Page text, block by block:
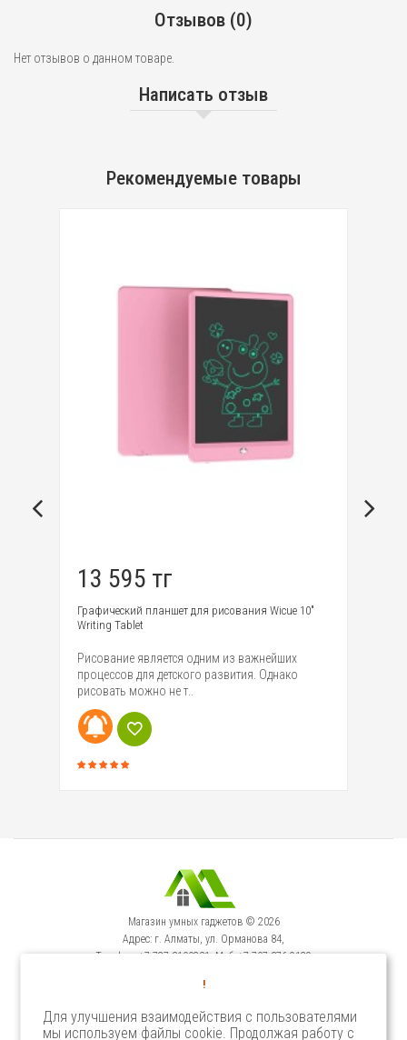
Отзывов (0)
Нет отзывов о данном товаре.
Написать отзыв
Рекомендуемые товары
13 595 тг
Графический планшет для рисования Wicue 10"
Writing Tablet
Рисование является одним из важнейших
процессов для детского развития. Однако
рисовать можно не т..
Магазин умных гаджетов © 2026
Адрес: г. Алматы, ул. Орманова 84,
Телефон: +7-727-3100231, Моб: +7-707-376-9129
Сервисный Центр: г. Алматы, ул. Орманова 84.
!
Для улучшения взаимодействия с пользователями
мы используем файлы cookie. Продолжая работу с